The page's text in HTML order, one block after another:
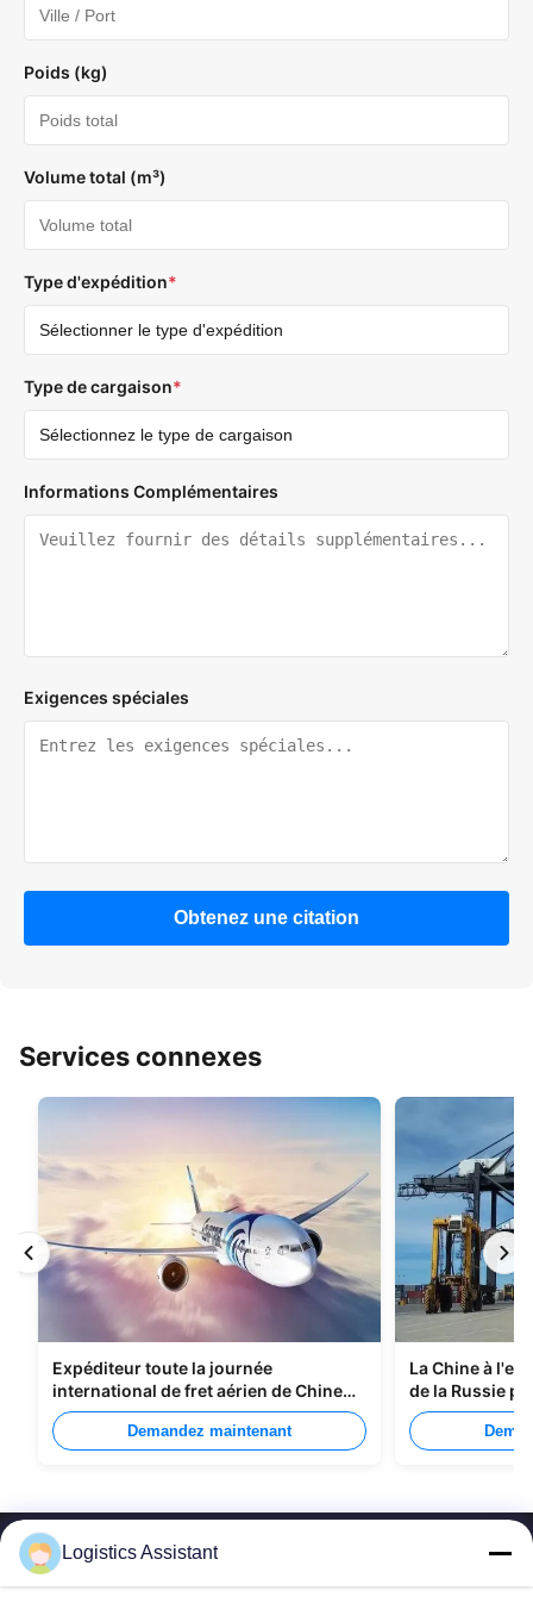
Poids (kg)
Volume total (m³)
Type d'expédition*
Type de cargaison*
Informations Complémentaires
Exigences spéciales
Obtenez une citation
Services connexes
Expéditeur toute la journée
international de fret aérien de Chine
vers Manille
Demandez maintenant
La Chine à
de la Russie
Logistics Assistant